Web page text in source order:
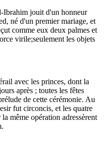
Ibrahim jouit d'un honneur
né d'un premier mariage, et
comme eux deux palmes et
virile;seulement les objets
avec les princes, dont la
après ; toutes les fêtes
de cette cérémonie. Au
fut circoncis, et les quatre
même opération adressèrent